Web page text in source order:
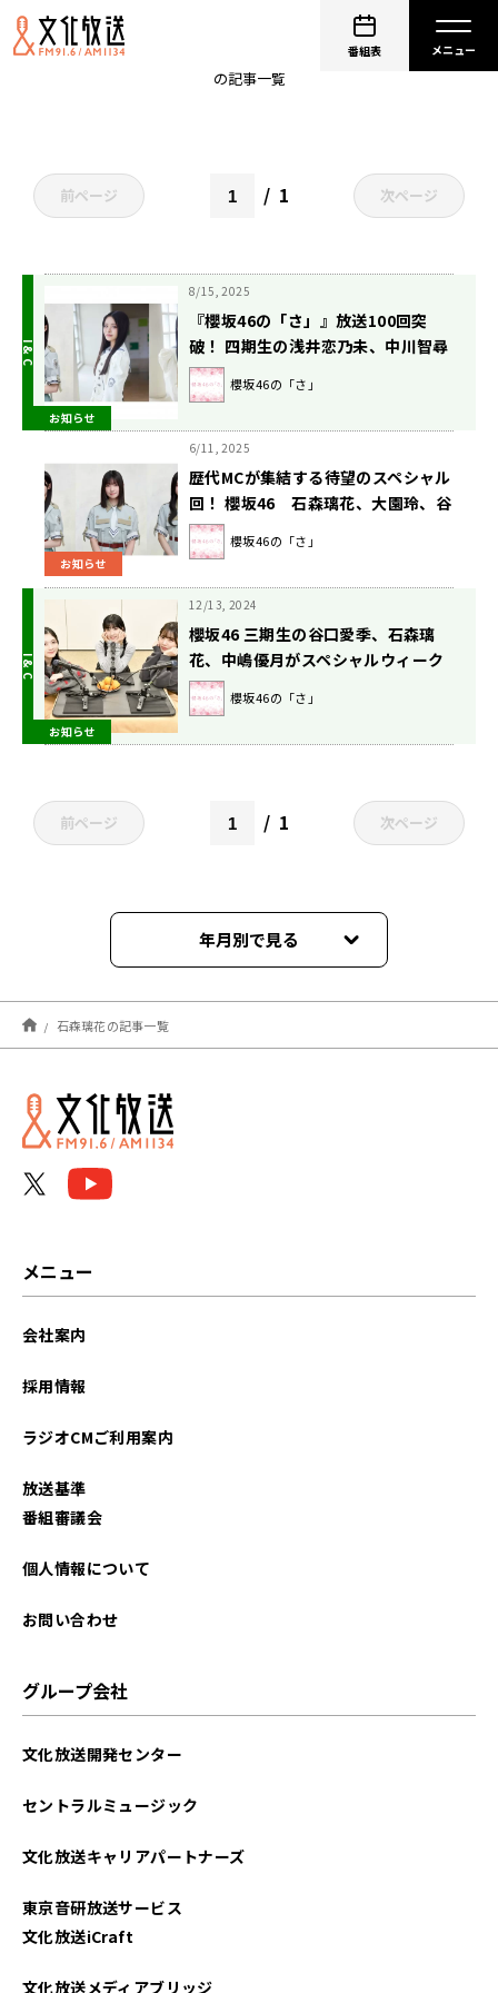
番組表
の記事一覧
前ページ 1 次ページ
お知らせ
8/15, 2025
『櫻坂46の「さ」』放送100回突
破！ 四期生の浅井恋乃未、中川智尋
が番組初登場!! 8月31日（日）放送
櫻坂46の「さ」
お知らせ
6/11, 2025
歴代MCが集結する待望のスペシャル
回！ 櫻坂46 石森璃花、大園玲、谷
口愛季が登場！ 『櫻坂46の「さ」』
6/15（日）午後7時から
櫻坂46の「さ」
お知らせ
12/13, 2024
櫻坂46 三期生の谷口愛季、石森璃
花、中嶋優月がスペシャルウィーク
はこたつでトーク！ 『櫻坂46の
「さ」』12月15日（日）放送
櫻坂46の「さ」
前ページ 1 次ページ
年月別で見る
2025年08月
2025年06月
2024年12月
石森璃花の記事一覧
メニュー
会社案内
採用情報
ラジオCMご利用案内
放送基準
番組審議会
個人情報について
お問い合わせ
グループ会社
文化放送開発センター
セントラルミュージック
文化放送キャリアパートナーズ
東京音研放送サービス
文化放送iCraft
文化放送メディアブリッジ